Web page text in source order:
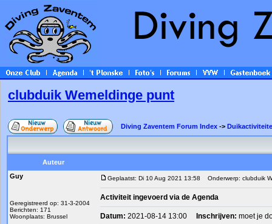
clubduik Wemeldinge punt
Diving Zaventem Forum Index ->
Auteur
Guy
Geregistreerd op: 31-3-2004
Berichten: 171
Woonplaats: Brussel
Geplaatst: Di 10 Aug 2021 13:58 Onderwerp: clubduik
Activiteit ingevoerd via de Agenda
Datum: 2021-08-14 13:00 Inschrijven: moet je